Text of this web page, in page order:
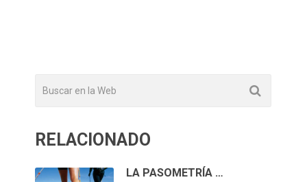
RELACIONADO
LA PASOMETRÍA …